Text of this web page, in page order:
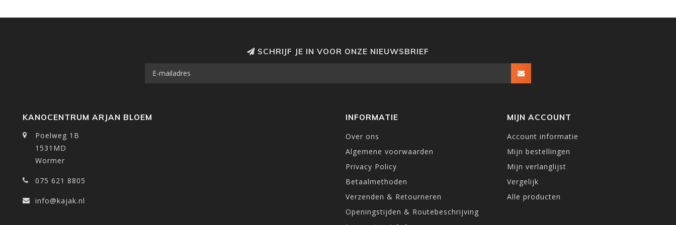
SCHRIJF JE IN VOOR ONZE NIEUWSBRIEF
KANOCENTRUM ARJAN BLOEM
Poelweg 1B
1531MD
Wormer
075 621 8805
info@kajak.nl
INFORMATIE
Over ons
Algemene voorwaarden
Privacy Policy
Betaalmethoden
Verzenden & Retourneren
Openingstijden & Routebeschrijving
MIJN ACCOUNT
Account informatie
Mijn bestellingen
Mijn verlanglijst
Vergelijk
Alle producten